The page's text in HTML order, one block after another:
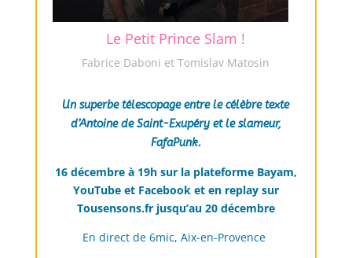
Le Petit Prince Slam !
Fabrice Daboni et Tomislav Matosin
Un superbe télescopage entre le célèbre texte
d’Antoine de Saint-Exupéry et le slameur,
FafaPunk.
16 décembre à 19h sur la plateforme Bayam,
YouTube et Facebook et en replay sur
Tousensons.fr jusqu’au 20 décembre
En direct de 6mic, Aix-en-Provence